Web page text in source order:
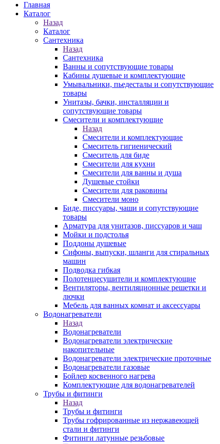
Главная
Каталог
Назад
Каталог
Сантехника
Назад
Сантехника
Ванны и сопутствующие товары
Кабины душевые и комплектующие
Умывальники, пьедесталы и сопутствующие
товары
Унитазы, бачки, инсталляции и
сопутствующие товары
Смесители и комплектующие
Назад
Смесители и комплектующие
Смеситель гигиенический
Смеситель для биде
Смесители для кухни
Смесители для ванны и душа
Душевые стойки
Смесители для раковины
Смесители моно
Биде, писсуары, чаши и сопутствующие
товары
Арматура для унитазов, писсуаров и чаш
Мойки и подстолья
Поддоны душевые
Сифоны, выпуски, шланги для стиральных
машин
Подводка гибкая
Полотенцесушители и комплектующие
Вентиляторы, вентиляционные решетки и
лючки
Мебель для ванных комнат и аксессуары
Водонагреватели
Назад
Водонагреватели
Водонагреватели электрические
накопительные
Водонагреватели электрические проточные
Водонагреватели газовые
Бойлер косвенного нагрева
Комплектующие для водонагревателей
Трубы и фитинги
Назад
Трубы и фитинги
Трубы гофрированные из нержавеющей
стали и фитинги
Фитинги латунные резьбовые